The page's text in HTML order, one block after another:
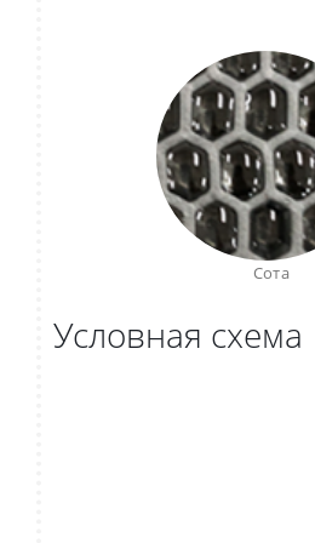
Сота
Условная схема